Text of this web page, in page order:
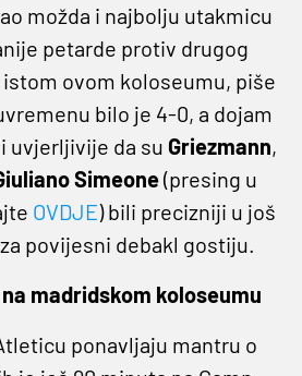
možda i najbolju utakmicu
petarde protiv drugog
ovom koloseumu, piše
bilo je 4-0, a dojam
uvjerljivije da su Griezmann,
Simeone(presing u
OVDJE) bili precizniji u još
povijesni debakl gostiju.
madridskom koloseumu
ponavljaju mantru o